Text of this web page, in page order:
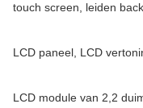
touch screen, leiden
LCD paneel, LCD
LCD module van 2,2